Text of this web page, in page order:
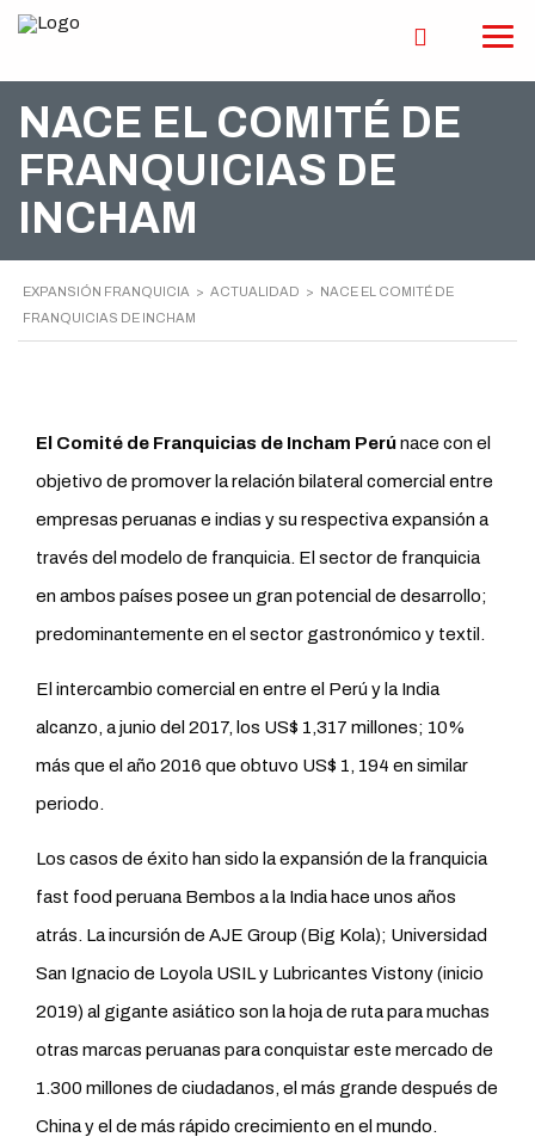
NACE EL COMITÉ DE
FRANQUICIAS DE
INCHAM
EXPANSIÓN FRANQUICIA > ACTUALIDAD > NACE EL COMITÉ DE
FRANQUICIAS DE INCHAM
El Comité de Franquicias de Incham Perúnace con el
objetivo de promover la relación bilateral comercial entre
empresas peruanas e indias y su respectiva expansión a
través del modelo de franquicia. El sector de franquicia
en ambos países posee un gran potencial de desarrollo;
predominantemente en el sector gastronómico y textil.
El intercambio comercial en entre el Perú y la India
alcanzo, a junio del 2017, los US$ 1,317 millones; 10%
más que el año 2016 que obtuvo US$ 1, 194 en similar
periodo.
Los casos de éxito han sido la expansión de la franquicia
fast food peruana Bembos a la India hace unos años
atrás. La incursión de AJE Group (Big Kola); Universidad
San Ignacio de Loyola USIL y Lubricantes Vistony (inicio
2019) al gigante asiático son la hoja de ruta para muchas
otras marcas peruanas para conquistar este mercado de
1.300 millones de ciudadanos, el más grande después de
China y el de más rápido crecimiento en el mundo.